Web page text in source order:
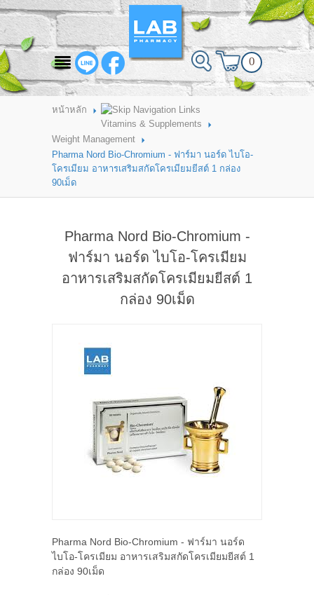
สินค้าที่สนใจ
HOME
ABOUT LAB PHARMACY
PRODUCT
BRANDS
HOW TO ORDER
แจ้งชำระเงิน
CONTACT US
BRANCH
0
หน้าหลัก
Vitamins & Supplements
Weight Management
Pharma Nord Bio-Chromium - ฟาร์มา นอร์ด ไบโอ-
โครเมียม อาหารเสริมสกัดโครเมียมยีสต์ 1 กล่อง
90เม็ด
Pharma Nord Bio-Chromium -
ฟาร์มา นอร์ด ไบโอ-โครเมียม
อาหารเสริมสกัดโครเมียมยีสต์ 1
กล่อง 90เม็ด
Pharma Nord Bio-Chromium - ฟาร์มา นอร์ด
ไบโอ-โครเมียม อาหารเสริมสกัดโครเมียมยีสต์ 1
กล่อง 90เม็ด